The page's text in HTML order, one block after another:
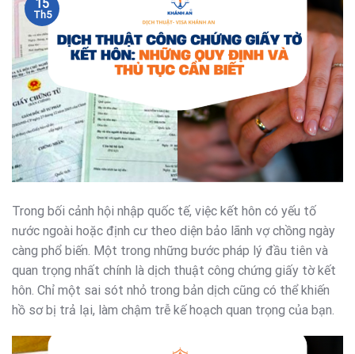
15
Th5
Trong bối cảnh hội nhập quốc tế, việc kết hôn có yếu tố
nước ngoài hoặc định cư theo diện bảo lãnh vợ chồng ngày
càng phổ biến. Một trong những bước pháp lý đầu tiên và
quan trọng nhất chính là dịch thuật công chứng giấy tờ kết
hôn. Chỉ một sai sót nhỏ trong bản dịch cũng có thể khiến
hồ sơ bị trả lại, làm chậm trễ kế hoạch quan trọng của bạn.